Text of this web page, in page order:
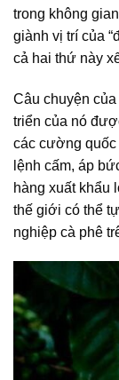
trong không
giành vị trí của
cả hai thứ này
Câu chuyện
triển của nó
các cường quốc
lệnh cấm, áp
hàng xuất khẩu
thế giới có thể
nghiệp cà phê